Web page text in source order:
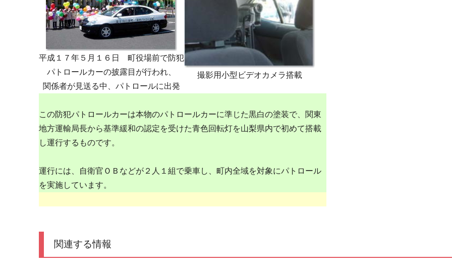
平成１７年５月１６日 町役場前で防犯
パトロールカーの披露目が行われ、
関係者が見送る中、パトロールに出発
撮影用小型ビデオカメラ搭載
この防犯パトロールカーは本物のパトロールカーに準じた黒白の塗装で、関東
地方運輸局長から基準緩和の認定を受けた青色回転灯を山梨県内で初めて搭載
し運行するものです。
運行には、自衛官ＯＢなどが２人１組で乗車し、町内全域を対象にパトロール
を実施しています。
関連する情報